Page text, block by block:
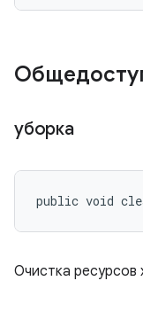
уборка
public void
Очистка ресурсов